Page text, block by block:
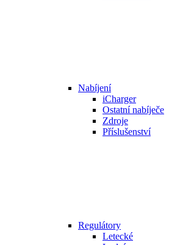
Nabíjení
iCharger
Ostatní nabíječe
Zdroje
Příslušenství
Regulátory
Letecké